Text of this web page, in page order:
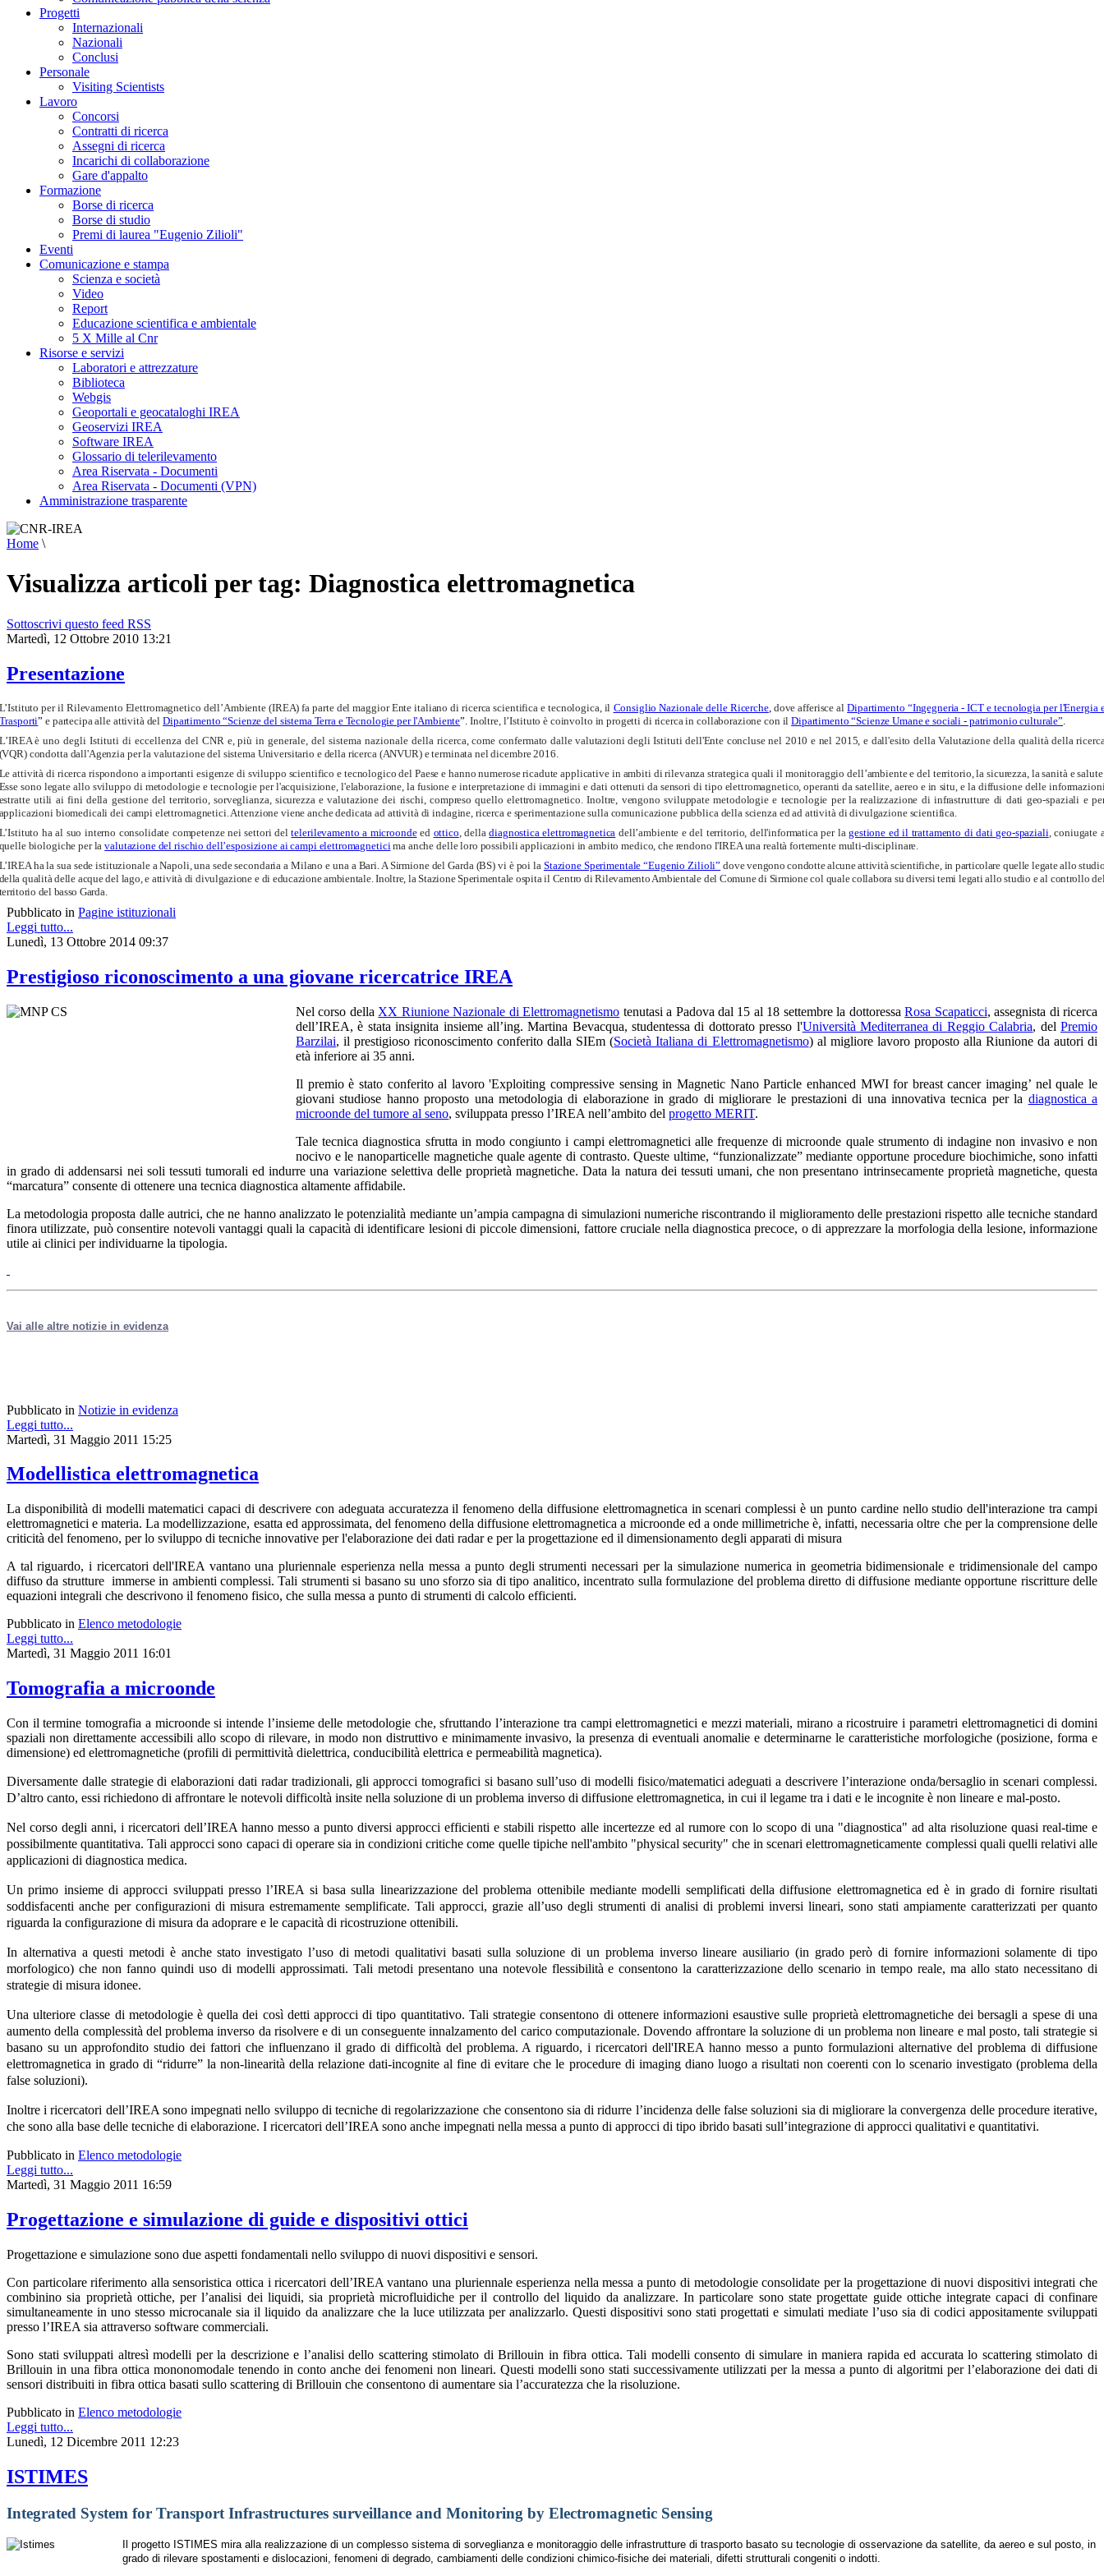
Progetti
Internazionali
Nazionali
Conclusi
Personale
Visiting Scientists
Lavoro
Concorsi
Contratti di ricerca
Assegni di ricerca
Incarichi di collaborazione
Gare d'appalto
Formazione
Borse di ricerca
Borse di studio
Premi di laurea "Eugenio Zilioli"
Eventi
Comunicazione e stampa
Scienza e società
Video
Report
Educazione scientifica e ambientale
5 X Mille al Cnr
Risorse e servizi
Laboratori e attrezzature
Biblioteca
Webgis
Geoportali e geocataloghi IREA
Geoservizi IREA
Software IREA
Glossario di telerilevamento
Area Riservata - Documenti
Area Riservata - Documenti (VPN)
Amministrazione trasparente
Home \
Visualizza articoli per tag: Diagnostica elettromagnetica
Sottoscrivi questo feed RSS
Martedì, 12 Ottobre 2010 13:21
Presentazione
per il Rilevamento Elettromagnetico dell’Ambiente (IREA) fa parte del maggior Ente italiano di ricerca scientifica e tecnologica, il Consiglio Nazionale delle Ricerche, dove afferisce alDipartimento “Ingegneria - ICT e tecnologia per l'Energia
”e partecipa alle attività delDipartimento “Scienze del sistema Terra e Tecnologie per l'Ambiente”. Inoltre, l’Istituto è coinvolto in progetti di ricerca in collaborazione con ilDipartimento “Scienze Umane e sociali - patrimonio culturale”
è uno degli Istituti di eccellenza del CNR e, più in generale, del sistema nazionale della ricerca, come confermato dalle valutazioni degli Istituti dell'Ente concluse nel 2010 e nel 2015, e dall'esito della Valutazione della qualità della
condotta dall'Agenzia per la valutazione del sistema Universitario e della ricerca (ANVUR) e terminata nel dicembre 2016.
attività di ricerca rispondono a importanti esigenze di sviluppo scientifico e tecnologico del Paese e hanno numerose ricadute applicative in ambiti di rilevanza strategica quali il monitoraggio dell’ambiente e del territorio, la sicurezza, la sanità e
sono legate allo sviluppo di metodologie e tecnologie per l'acquisizione, l'elaborazione, la fusione e interpretazione di immagini e dati ottenuti da sensori di tipo elettromagnetico, operanti da satellite, aereo e in situ, e la diffusione delle
utili ai fini della gestione del territorio, sorveglianza, sicurezza e valutazione dei rischi, compreso quello elettromagnetico. Inoltre, vengono sviluppate metodologie e tecnologie per la realizzazione di infrastrutture di dati geo-spaziali e
biomedicali dei campi elettromagnetici. Attenzione viene anche dedicata ad attività di indagine, ricerca e sperimentazione sulla comunicazione pubblica della scienza ed ad attività di divulgazione scientifica.
ha al suo interno consolidate competenze nei settori deltelerilevamento a microondeed ottico , delladiagnostica elettromagnetica dell’ambiente e del territorio, dell'informatica per lagestione ed il trattamento di dati geo-spaziali , coniugate
biologiche per lavalutazione del rischio dell’esposizione ai campi elettromagnetici ma anche delle loro possibili applicazioni in ambito medico, che rendono l'IREA una realtà fortemente multi-disciplinare.
ha la sua sede istituzionale a Napoli, una sede secondaria a Milano e una a Bari. A Sirmione del Garda (BS) vi è poi la Stazione Sperimentale “Eugenio Zilioli” dovevengono condotte alcune attività scientifiche, in particolare quelle legate allo
qualità delle acque del lago, e attività di divulgazione e di educazione ambientale. Inoltre, la Stazione Sperimentale ospita il Centro di Rilevamento Ambientale del Comune di Sirmione col quale collabora su diversi temi legati allo studio e al controllo
del basso Garda.
Pubblicato in Pagine istituzionali
Leggi tutto...
Lunedì, 13 Ottobre 2014 09:37
Prestigioso riconoscimento a una giovane ricercatrice IREA
Nel corso della XX Riunione Nazionale di Elettromagnetismo tenutasi a Padova dal 15 al 18 settembre la dottoressaRosa Scapaticci, assegnista di ricerca
dell’IREA, è stata insignita insieme all’ing. Martina Bevacqua, studentessa di dottorato presso l'Università Mediterranea di Reggio Calabria, delPremio
Barzilai, il prestigioso riconoscimento conferito dalla SIEm (Società Italiana di Elettromagnetismo) al migliore lavoro proposto alla Riunione da autori di
età inferiore ai 35 anni.
Il premio è stato conferito al lavoro 'Exploiting compressive sensing in Magnetic Nano Particle enhanced MWI for breast cancer imaging’ nel quale le
giovani studiose hanno proposto una metodologia di elaborazione in grado di migliorare le prestazioni di una innovativa tecnica per la diagnostica a
microonde del tumore al seno, sviluppata presso l’IREA nell’ambito del progetto MERIT.
Tale tecnica diagnostica sfrutta in modo congiunto i campi elettromagnetici alle frequenze di microonde quale strumento di indagine non invasivo e non
nocivo e le nanoparticelle magnetiche quale agente di contrasto. Queste ultime, “funzionalizzate” mediante opportune procedure biochimiche, sono infatti
in grado di addensarsi nei soli tessuti tumorali ed indurre una variazione selettiva delle proprietà magnetiche. Data la natura dei tessuti umani, che non presentano intrinsecamente proprietà magnetiche, questa
“marcatura” consente di ottenere una tecnica diagnostica altamente affidabile.
La metodologia proposta dalle autrici, che ne hanno analizzato le potenzialità mediante un’ampia campagna di simulazioni numeriche riscontrando il miglioramento delle prestazioni rispetto alle tecniche standard
finora utilizzate, può consentire notevoli vantaggi quali la capacità di identificare lesioni di piccole dimensioni, fattore cruciale nella diagnostica precoce, o di apprezzare la morfologia della lesione, informazione
utile ai clinici per individuarne la tipologia.
Vai alle altre notizie in evidenza
Pubblicato in Notizie in evidenza
Leggi tutto...
Martedì, 31 Maggio 2011 15:25
Modellistica elettromagnetica
La disponibilità di modelli matematici capaci di descrivere con adeguata accuratezza il fenomeno della diffusione elettromagnetica in scenari complessi è un punto cardine nello studio dell'interazione tra campi
elettromagnetici e materia. La modellizzazione, esatta ed approssimata, del fenomeno della diffusione elettromagnetica a microonde ed a onde millimetriche è, infatti, necessaria oltre che per la comprensione delle
criticità del fenomeno, per lo sviluppo di tecniche innovative per l'elaborazione dei dati radar e per la progettazione ed il dimensionamento degli apparati di misura
A tal riguardo, i ricercatori dell'IREA vantano una pluriennale esperienza nella messa a punto degli strumenti necessari per la simulazione numerica in geometria bidimensionale e tridimensionale del campo
diffuso da strutture immerse in ambienti complessi. Tali strumenti si basano su uno sforzo sia di tipo analitico, incentrato sulla formulazione del problema diretto di diffusione mediante opportune riscritture delle
equazioni integrali che descrivono il fenomeno fisico, che sulla messa a punto di strumenti di calcolo efficienti.
Pubblicato in Elenco metodologie
Leggi tutto...
Martedì, 31 Maggio 2011 16:01
Tomografia a microonde
Con il termine tomografia a microonde si intende l’insieme delle metodologie che, sfruttando l’interazione tra campi elettromagnetici e mezzi materiali, mirano a ricostruire i parametri elettromagnetici di domini
spaziali non direttamente accessibili allo scopo di rilevare, in modo non distruttivo e minimamente invasivo, la presenza di eventuali anomalie e determinarne le caratteristiche morfologiche (posizione, forma e
dimensione) ed elettromagnetiche (profili di permittività dielettrica, conducibilità elettrica e permeabilità magnetica).
Diversamente dalle strategie di elaborazioni dati radar tradizionali, gli approcci tomografici si basano sull’uso di modelli fisico/matematici adeguati a descrivere l’interazione onda/bersaglio in scenari complessi.
D’altro canto, essi richiedono di affrontare le notevoli difficoltà insite nella soluzione di un problema inverso di diffusione elettromagnetica, in cui il legame tra i dati e le incognite è non lineare e mal-posto.
Nel corso degli anni, i ricercatori dell’IREA hanno messo a punto diversi approcci efficienti e stabili rispetto alle incertezze ed al rumore con lo scopo di una "diagnostica" ad alta risoluzione quasi real-time e
possibilmente quantitativa. Tali approcci sono capaci di operare sia in condizioni critiche come quelle tipiche nell'ambito "physical security" che in scenari elettromagneticamente complessi quali quelli relativi alle
applicazioni di diagnostica medica.
Un primo insieme di approcci sviluppati presso l’IREA si basa sulla linearizzazione del problema ottenibile mediante modelli semplificati della diffusione elettromagnetica ed è in grado di fornire risultati
soddisfacenti anche per configurazioni di misura estremamente semplificate. Tali approcci, grazie all’uso degli strumenti di analisi di problemi inversi lineari, sono stati ampiamente caratterizzati per quanto
riguarda la configurazione di misura da adoprare e le capacità di ricostruzione ottenibili.
In alternativa a questi metodi è anche stato investigato l’uso di metodi qualitativi basati sulla soluzione di un problema inverso lineare ausiliario (in grado però di fornire informazioni solamente di tipo
morfologico) che non fanno quindi uso di modelli approssimati. Tali metodi presentano una notevole flessibilità e consentono la caratterizzazione dello scenario in tempo reale, ma allo stato necessitano di
strategie di misura idonee.
Una ulteriore classe di metodologie è quella dei così detti approcci di tipo quantitativo. Tali strategie consentono di ottenere informazioni esaustive sulle proprietà elettromagnetiche dei bersagli a spese di una
aumento della complessità del problema inverso da risolvere e di un conseguente innalzamento del carico computazionale. Dovendo affrontare la soluzione di un problema non lineare e mal posto, tali strategie si
basano su un approfondito studio dei fattori che influenzano il grado di difficoltà del problema. A riguardo, i ricercatori dell'IREA hanno messo a punto formulazioni alternative del problema di diffusione
elettromagnetica in grado di “ridurre” la non-linearità della relazione dati-incognite al fine di evitare che le procedure di imaging diano luogo a risultati non coerenti con lo scenario investigato (problema della
false soluzioni).
Inoltre i ricercatori dell’IREA sono impegnati nello sviluppo di tecniche di regolarizzazione che consentono sia di ridurre l’incidenza delle false soluzioni sia di migliorare la convergenza delle procedure iterative,
che sono alla base delle tecniche di elaborazione. I ricercatori dell’IREA sono anche impegnati nella messa a punto di approcci di tipo ibrido basati sull’integrazione di approcci qualitativi e quantitativi.
Pubblicato in Elenco metodologie
Leggi tutto...
Martedì, 31 Maggio 2011 16:59
Progettazione e simulazione di guide e dispositivi ottici
Progettazione e simulazione sono due aspetti fondamentali nello sviluppo di nuovi dispositivi e sensori.
Con particolare riferimento alla sensoristica ottica i ricercatori dell’IREA vantano una pluriennale esperienza nella messa a punto di metodologie consolidate per la progettazione di nuovi dispositivi integrati che
combinino sia proprietà ottiche, per l’analisi dei liquidi, sia proprietà microfluidiche per il controllo del liquido da analizzare. In particolare sono state progettate guide ottiche integrate capaci di confinare
simultaneamente in uno stesso microcanale sia il liquido da analizzare che la luce utilizzata per analizzarlo. Questi dispositivi sono stati progettati e simulati mediate l’uso sia di codici appositamente sviluppati
presso l’IREA sia attraverso software commerciali.
Sono stati sviluppati altresì modelli per la descrizione e l’analisi dello scattering stimolato di Brillouin in fibra ottica. Tali modelli consento di simulare in maniera rapida ed accurata lo scattering stimolato di
Brillouin in una fibra ottica mononomodale tenendo in conto anche dei fenomeni non lineari. Questi modelli sono stati successivamente utilizzati per la messa a punto di algoritmi per l’elaborazione dei dati di
sensori distribuiti in fibra ottica basati sullo scattering di Brillouin che consentono di aumentare sia l’accuratezza che la risoluzione.
Pubblicato in Elenco metodologie
Leggi tutto...
Lunedì, 12 Dicembre 2011 12:23
ISTIMES
Integrated System for Transport Infrastructures surveillance and Monitoring by Electromagnetic Sensing
Il progetto ISTIMES mira alla realizzazione di un complesso sistema di sorveglianza e monitoraggio delle infrastrutture di trasporto basato su tecnologie di osservazione da satellite, da aereo e sul posto, in
grado di rilevare spostamenti e dislocazioni, fenomeni di degrado, cambiamenti delle condizioni chimico-fisiche dei materiali, difetti strutturali congeniti o indotti.